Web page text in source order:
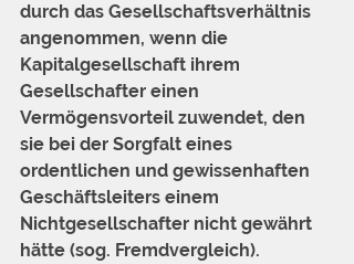
durch das Gesellschaftsverhältnis
angenommen, wenn die
Kapitalgesellschaft ihrem
Gesellschafter einen
Vermögensvorteil zuwendet, den
sie bei der Sorgfalt eines
ordentlichen und gewissenhaften
Geschäftsleiters einem
Nichtgesellschafter nicht gewährt
hätte (sog. Fremdvergleich).